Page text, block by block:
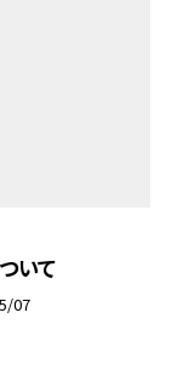
いて
07